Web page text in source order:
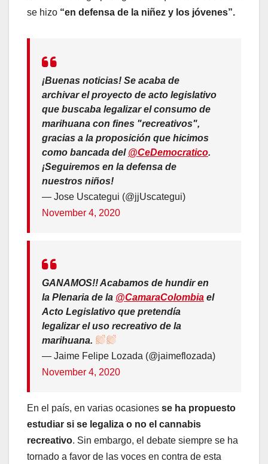
se hizo “en defensa de la niñez y los jóvenes”.
¡Buenas noticias! Se acaba de
archivar el proyecto de acto legislativo
que buscaba legalizar el consumo de
marihuana con fines "recreativos",
gracias a la proposición que hicimos
como bancada del @CeDemocratico.
¡Seguiremos en la defensa de
nuestros niños!
— Jose Uscategui (@jjUscategui)
November 4, 2020
GANAMOS!! Acabamos de hundir en
la Plenaria de la @CamaraColombia el
Acto Legislativo que pretendía
legalizar el uso recreativo de la
marihuana.
— Jaime Felipe Lozada (@jaimeflozada)
November 4, 2020
En el país, en varias ocasiones se ha propuesto
estudiar si se legaliza o no el cannabis
recreativo. Sin embargo, el debate siempre se ha
tornado a favor de las voces en contra de esta